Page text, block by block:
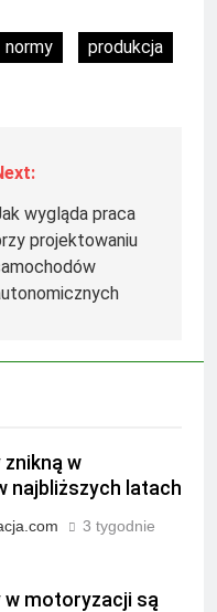
normy
produkcja
wygląda praca
projektowaniu
znikną w
najbliższych latach
3 tygodnie
w motoryzacji są